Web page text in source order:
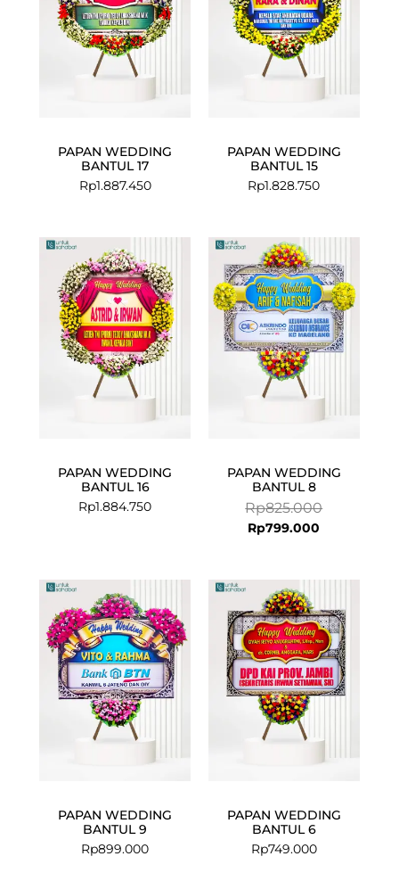
PAPAN WEDDING
BANTUL 17
Rp1.887.450
PAPAN WEDDING
BANTUL 15
Rp1.828.750
PAPAN WEDDING
BANTUL 16
Rp1.884.750
PAPAN WEDDING
BANTUL 8
Rp825.000
price
was:
Rp825.000.
Rp799.000
price
is:
Rp799.000.
PAPAN WEDDING
BANTUL 9
Rp899.000
PAPAN WEDDING
BANTUL 6
Rp749.000